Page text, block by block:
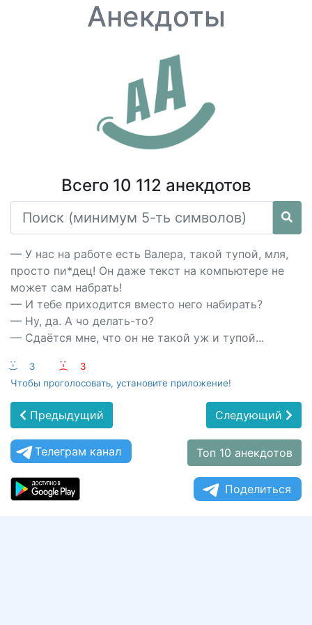
Анекдоты
Всего 10 112 анекдотов
— У нас на работе есть Валера, такой тупой, мля,
просто пи*дец! Он даже текст на компьютере не
может сам набрать!
— И тебе приходится вместо него набирать?
— Ну, да. А чо делать-то?
— Сдаётся мне, что он не такой уж и тупой...
:-) 3 :-(
3
Чтобы проголосовать, установите приложение!
Предыдущий Следующий
Телеграм канал Топ 10 анекдотов
Поделиться